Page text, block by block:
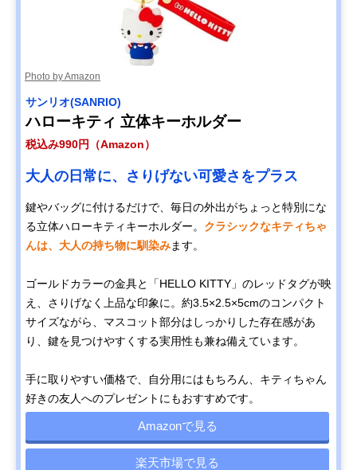
Photo by Amazon
サンリオ(SANRIO)
ハローキティ 立体キーホルダー
税込み990円（Amazon）
大人の日常に、さりげない可愛さをプラス
鍵やバッグに付けるだけで、毎日の外出がちょっと特別にな
る立体ハローキティキーホルダー。 クラシックなキティちゃ
んは、大人の持ち物に馴染みます。
ゴールドカラーの金具と「HELLO KITTY」のレッドタグが映
え、さりげなく上品な印象に。約3.5×2.5×5cmのコンパクト
サイズながら、マスコット部分はしっかりした存在感があ
り、鍵を見つけやすくする実用性も兼ね備えています。
手に取りやすい価格で、自分用にはもちろん、キティちゃん
好きの友人へのプレゼントにもおすすめです。
Amazonで見る
楽天市場で見る